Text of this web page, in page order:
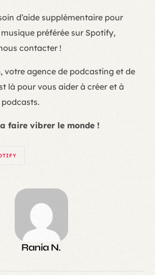
d’aide supplémentaire pour
préférée sur Spotify,
contacter !
, votre agence de podcasting et de
là pour vous aider à créer et à
faire vibrer le monde !
Rania N.